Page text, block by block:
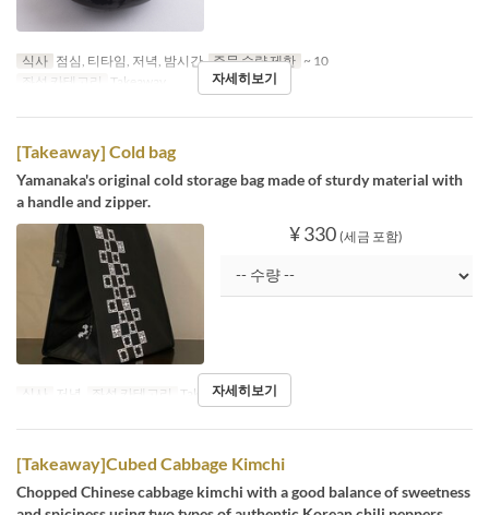
식사 점심, 티타임, 저녁, 밤시간 주문 수량 제한 ~ 10
좌석 카테고리
Takeaway 자세히보기
[Takeaway] Cold bag
Yamanaka's original cold storage bag made of sturdy material with
a handle and zipper.
¥ 330 (세금 포함)
식사 저녁 좌석 카테고리 Takeaway자세히보기
[Takeaway]Cubed Cabbage Kimchi
Chopped Chinese cabbage kimchi with a good balance of sweetness